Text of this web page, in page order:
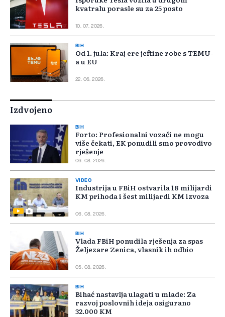
kvatralu porasle su za 25 posto
10. 07. 2026.
BIH
Od 1. jula: Kraj ere jeftine robe s TEMU-
a u EU
22. 06. 2026.
Izdvojeno
BIH
Forto: Profesionalni vozači ne mogu
više čekati, EK ponudili smo provodivo
rješenje
06. 08. 2026.
VIDEO
Industrija u FBiH ostvarila 18 milijardi
KM prihoda i šest milijardi KM izvoza
06. 08. 2026.
BIH
Vlada FBiH ponudila rješenja za spas
Željezare Zenica, vlasnik ih odbio
05. 08. 2026.
BIH
Bihać nastavlja ulagati u mlade: Za
razvoj poslovnih ideja osigurano
32.000 KM